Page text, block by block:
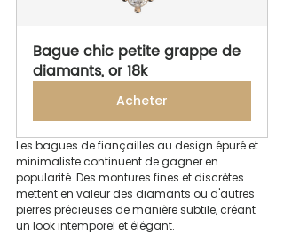
Bague chic petite grappe de
diamants, or 18k
Acheter
Les bagues de fiançailles au design épuré et
minimaliste continuent de gagner en
popularité. Des montures fines et discrètes
mettent en valeur des diamants ou d'autres
pierres précieuses de manière subtile, créant
un look intemporel et élégant.